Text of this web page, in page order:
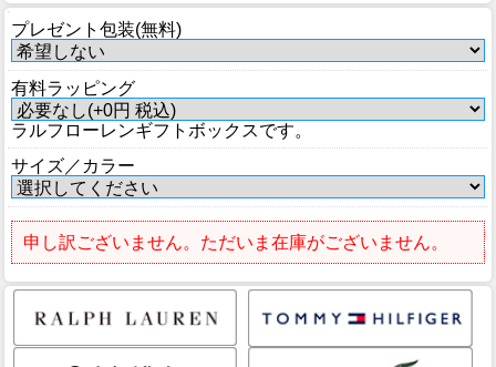
プレゼント包装(無料)
有料ラッピング
ラルフローレンギフトボックスです。
サイズ／カラー
申し訳ございません。ただいま在庫がございません。